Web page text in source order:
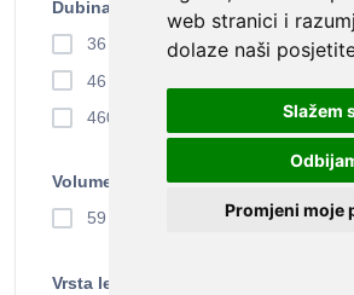
web stranici i
dolaze naši
Slažem
Promjeni moje
Dubina
36 cm (1)
46 cm (1)
460 mm (1)
Volumen
59 l (2)
Vrsta ležaja